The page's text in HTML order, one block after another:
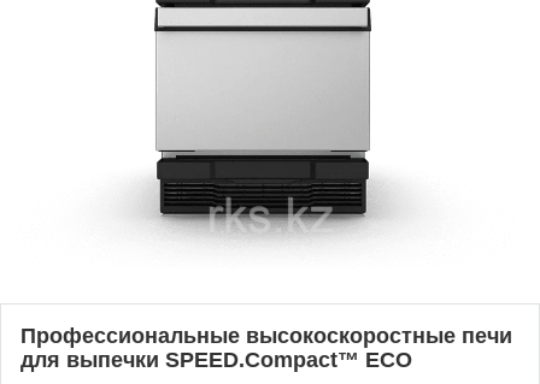
Профессиональные высокоскоростные печи
для выпечки SPEED.Compact™ ECO